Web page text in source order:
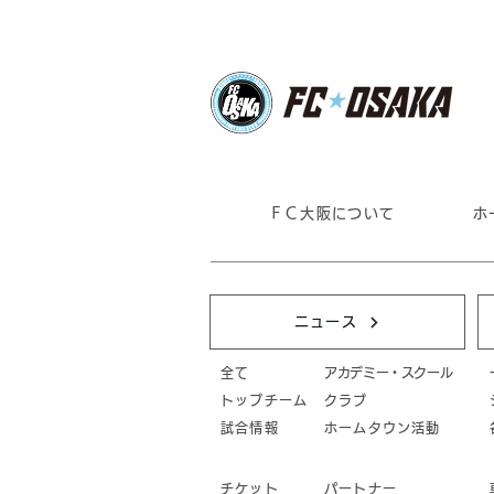
ＦＣ大阪について ホ
ニュース
全て
トップチーム
試合情報
アカデミー・スクール
クラブ
ホームタウン活動
チケット パートナー